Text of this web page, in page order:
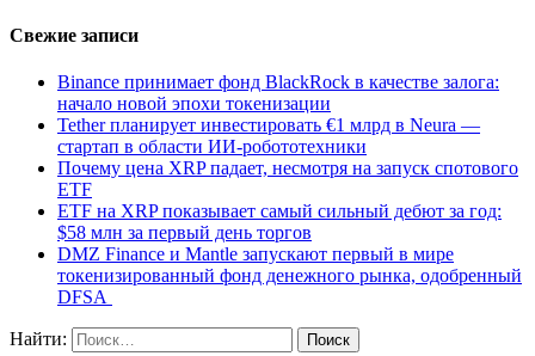
Свежие записи
Binance принимает фонд BlackRock в качестве залога:
начало новой эпохи токенизации
Tether планирует инвестировать €1 млрд в Neura —
стартап в области ИИ-робототехники
Почему цена XRP падает, несмотря на запуск спотового
ETF
ETF на XRP показывает самый сильный дебют за год:
$58 млн за первый день торгов
DMZ Finance и Mantle запускают первый в мире
токенизированный фонд денежного рынка, одобренный
DFSA
Найти: